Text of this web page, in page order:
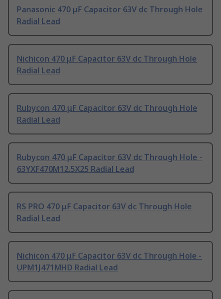
Panasonic 470 μF Capacitor 63V dc Through Hole
Radial Lead
Nichicon 470 μF Capacitor 63V dc Through Hole
Radial Lead
Rubycon 470 μF Capacitor 63V dc Through Hole
Radial Lead
Rubycon 470 μF Capacitor 63V dc Through Hole -
63YXF470M12.5X25 Radial Lead
RS PRO 470 μF Capacitor 63V dc Through Hole
Radial Lead
Nichicon 470 μF Capacitor 63V dc Through Hole -
UPM1J471MHD Radial Lead